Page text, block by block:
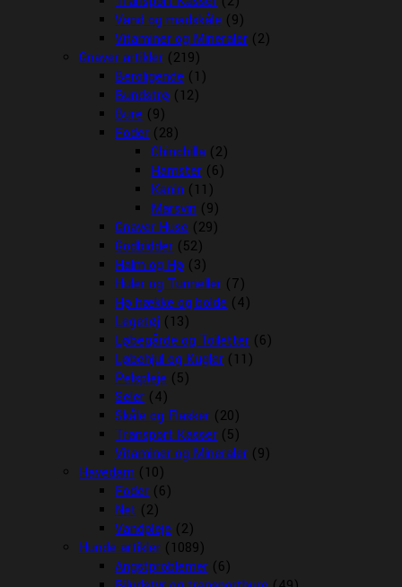
Vand og madskåle (9)
Vitaminer og Mineraler (2)
Gnaver artikler (219)
Beroligende (1)
Bundstrø (12)
Bure (9)
Foder (28)
Chinchilla (2)
Hamster (6)
Kanin (11)
Marsvin (9)
Gnaver Huse (29)
Godbidder (52)
Halm og Hø (3)
Huler og Tunneller (7)
Hø hække og bolde (4)
Legetøj (13)
Løbegårde og Toiletter (6)
Løbehjul og Kugler (11)
Pelspleje (5)
Seler (4)
Skåle og Flasker (20)
Transport Kasser (5)
Vitaminer og Mineraler (9)
Havedam (10)
Foder (6)
Net (2)
Vandpleje (2)
Hunde artikler (1089)
Angstproblemer (6)